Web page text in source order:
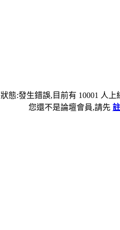
狀態:發生錯誤,目前有 10001 人
您還不是論壇會員,請先